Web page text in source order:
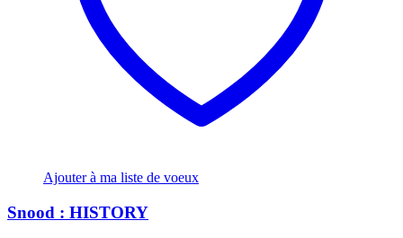
Ajouter à ma liste de voeux
Snood : HISTORY